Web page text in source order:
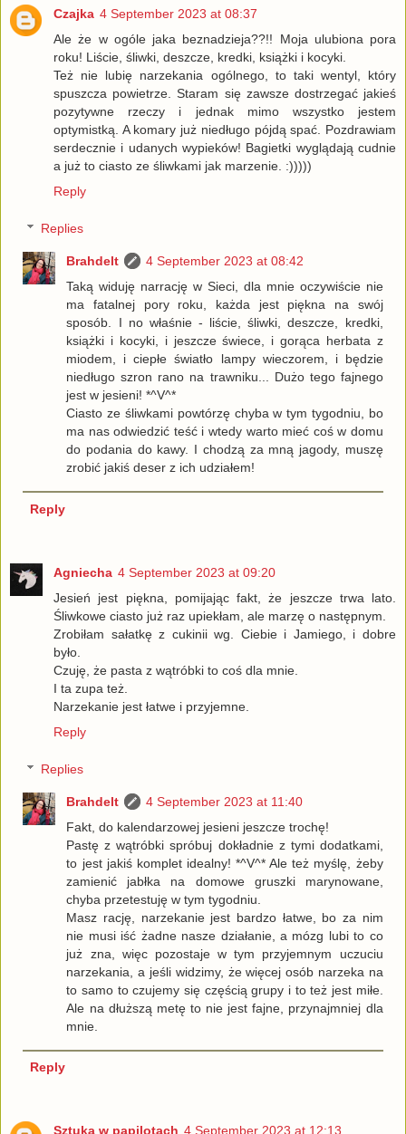
Czajka 4 September 2023 at 08:37
Ale że w ogóle jaka beznadzieja??!! Moja ulubiona pora
roku! Liście, śliwki, deszcze, kredki, książki i kocyki.
Też nie lubię narzekania ogólnego, to taki wentyl, który
spuszcza powietrze. Staram się zawsze dostrzegać jakieś
pozytywne rzeczy i jednak mimo wszystko jestem
optymistką. A komary już niedługo pójdą spać. Pozdrawiam
serdecznie i udanych wypieków! Bagietki wyglądają cudnie
a już to ciasto ze śliwkami jak marzenie. :)))))
Reply
Replies
Brahdelt
4 September 2023 at 08:42
Taką widuję narrację w Sieci, dla mnie oczywiście nie
ma fatalnej pory roku, każda jest piękna na swój
sposób. I no właśnie - liście, śliwki, deszcze, kredki,
książki i kocyki, i jeszcze świece, i gorąca herbata z
miodem, i ciepłe światło lampy wieczorem, i będzie
niedługo szron rano na trawniku... Dużo tego fajnego
jest w jesieni! *^V^*
Ciasto ze śliwkami powtórzę chyba w tym tygodniu, bo
ma nas odwiedzić teść i wtedy warto mieć coś w domu
do podania do kawy. I chodzą za mną jagody, muszę
zrobić jakiś deser z ich udziałem!
Reply
Agniecha 4 September 2023 at 09:20
Jesień jest piękna, pomijając fakt, że jeszcze trwa lato.
Śliwkowe ciasto już raz upiekłam, ale marzę o następnym.
Zrobiłam sałatkę z cukinii wg. Ciebie i Jamiego, i dobre
było.
Czuję, że pasta z wątróbki to coś dla mnie.
I ta zupa też.
Narzekanie jest łatwe i przyjemne.
Reply
Replies
Brahdelt
4 September 2023 at 11:40
Fakt, do kalendarzowej jesieni jeszcze trochę!
Pastę z wątróbki spróbuj dokładnie z tymi dodatkami,
to jest jakiś komplet idealny! *^V^* Ale też myślę, żeby
zamienić jabłka na domowe gruszki marynowane,
chyba przetestuję w tym tygodniu.
Masz rację, narzekanie jest bardzo łatwe, bo za nim
nie musi iść żadne nasze działanie, a mózg lubi to co
już zna, więc pozostaje w tym przyjemnym uczuciu
narzekania, a jeśli widzimy, że więcej osób narzeka na
to samo to czujemy się częścią grupy i to też jest miłe.
Ale na dłuższą metę to nie jest fajne, przynajmniej dla
mnie.
Reply
Sztuka w papilotach 4 September 2023 at 12:13